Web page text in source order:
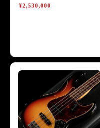
¥2,530,000